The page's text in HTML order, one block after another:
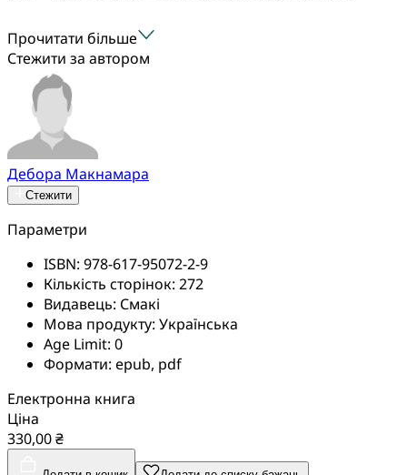
Прочитати більше
Стежити за автором
Дебора Макнамара
Стежити
Параметри
ISBN: 978-617-95072-2-9
Кількість сторінок: 272
Видавець: Смакі
Мова продукту: Українська
Age Limit: 0
Формати: epub, pdf
Електронна книга
Ціна
330,00 ₴